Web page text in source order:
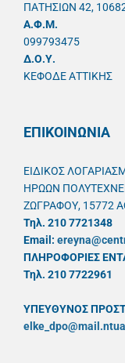
ΠΑΤΗΣΙΩΝ 42,
A.Φ.Μ.
099793475
Δ.Ο.Υ.
ΚΕΦΟΔΕ ΑΤΤΙΚΗΣ
ΕΠΙΚΟΙΝΩΝΙΑ
ΕΙΔΙΚΟΣ
ΗΡΩΩΝ
ΖΩΓΡΑΦΟΥ, 15772
Τηλ. 210 7721348
Email:
ΠΛΗΡΟΦΟΡΙΕΣ
Τηλ. 210 7722961
ΥΠΕΥΘYΝΟΣ